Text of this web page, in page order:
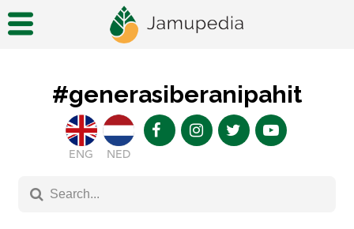
#generasiberanipahit
ENG NED